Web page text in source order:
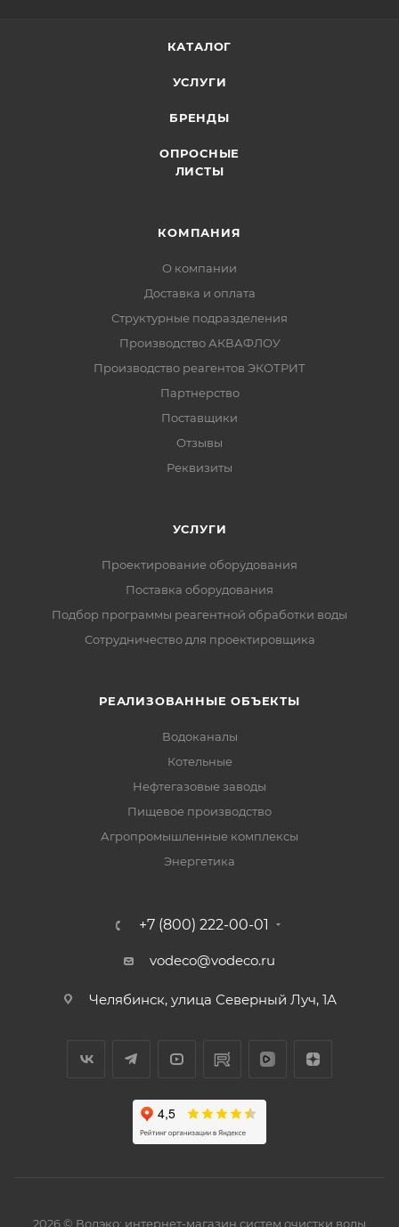
КАТАЛОГ
УСЛУГИ
БРЕНДЫ
ОПРОСНЫЕ
ЛИСТЫ
КОМПАНИЯ
О компании
Доставка и оплата
Структурные подразделения
Производство АКВАФЛОУ
Производство реагентов ЭКОТРИТ
Партнерство
Поставщики
Отзывы
Реквизиты
УСЛУГИ
Проектирование оборудования
Поставка оборудования
Подбор программы реагентной обработки воды
Сотрудничество для проектировщика
РЕАЛИЗОВАННЫЕ ОБЪЕКТЫ
Водоканалы
Котельные
Нефтегазовые заводы
Пищевое производство
Агропромышленные комплексы
Энергетика
+7 (800) 222-00-01
vodeco@vodeco.ru
Челябинск, улица Северный Луч, 1А
2026 © Водэко: интернет-магазин систем очистки воды